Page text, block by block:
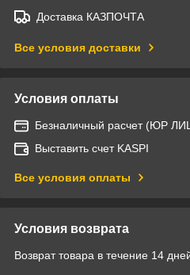
Доставка КАЗПОЧТА
Все условия доставки
Условия оплаты
Безналичный расчет (ЮР
Выставить счет KASPI
Все условия оплаты
Условия возврата
Возврат товара в течение 14